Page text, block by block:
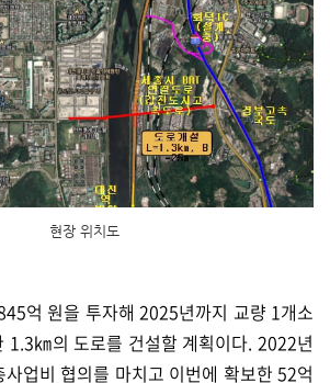
현장 위치도
억 원을 투자해 2025년까지 교량 1개소
1.3㎞의 도로를 건설할 계획이다. 2022년
업비 협의를 마치고 이번에 확보한 52억